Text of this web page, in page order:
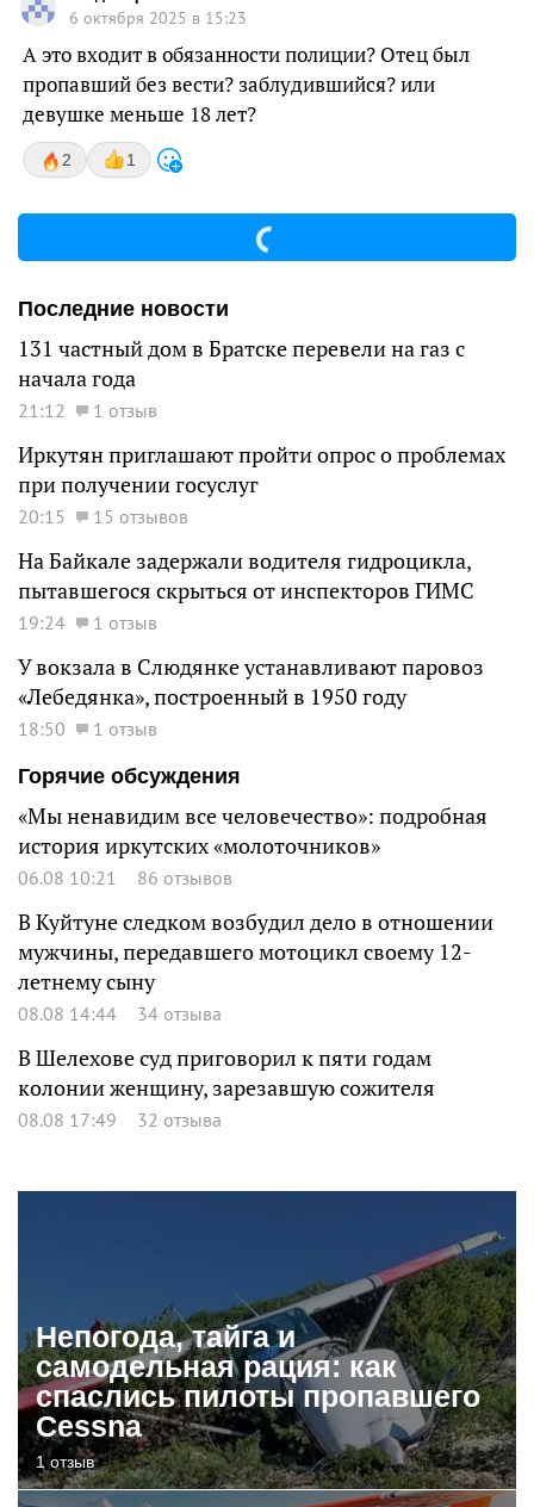
6 октября 2025 в 15:23
А это входит в обязанности полиции? Отец был
пропавший без вести? заблудившийся? или
девушке меньше 18 лет?
2 1
Последние новости
131 частный дом в Братске перевели на газ с
начала года
21:12 1 отзыв
Иркутян приглашают пройти опрос о проблемах
при получении госуслуг
20:15 15 отзывов
На Байкале задержали водителя гидроцикла,
пытавшегося скрыться от инспекторов ГИМС
19:24 1 отзыв
У вокзала в Слюдянке устанавливают паровоз
«Лебедянка», построенный в 1950 году
18:50
1 отзыв
Горячие обсуждения
«Мы ненавидим все человечество»: подробная
история иркутских «молоточников»
06.08 10:21 86 отзывов
В Куйтуне следком возбудил дело в отношении
мужчины, передавшего мотоцикл своему 12-
летнему сыну
08.08 14:44 34 отзыва
В Шелехове суд приговорил к пяти годам
колонии женщину, зарезавшую сожителя
08.08 17:49 32 отзыва
Непогода, тайга и
самодельная рация: как
спаслись пилоты пропавшего
Cessna
1 отзыв